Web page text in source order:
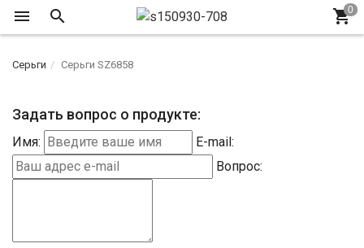
Серьги Серьги SZ6858
Задать вопрос о продукте:
Имя:
E-mail:
Вопрос: